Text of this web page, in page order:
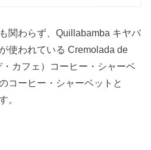
関わらず、Quillabamba キヤバ
使われている Cremolada de
カフェ）コーヒー・シャーベ
コーヒー・シャーベットと
。